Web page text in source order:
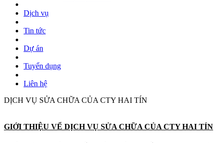
Dịch vụ
Tin tức
Dự án
Tuyển dụng
Liên hệ
DỊCH VỤ SỬA CHỮA CỦA CTY HAI TÍN
GIỚI THIỆU VỂ DỊCH VỤ SỬA CHỮA CỦA CTY HAI TÍN